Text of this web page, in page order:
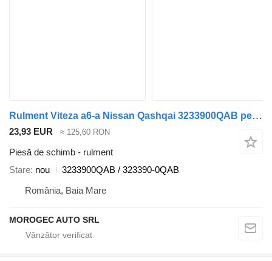
Rulment Viteza a6-a Nissan Qashqai 3233900QAB pentru automobil Nissan Qashqai
23,93 EUR ≈ 125,60 RON
Piesă de schimb - rulment
Stare nou
3233900QAB / 323390-0QAB
România, Baia Mare
MOROGEC AUTO SRL